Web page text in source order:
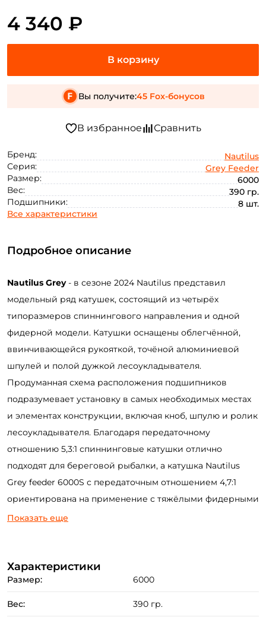
Бренд:
Nautilus
Серия:
Grey Feeder
Размер:
6000
Вес:
390 гр.
Подшипники:
8 шт.
Все характеристики
4 340 ₽
Вы получите:45 Fox-бонусов
Подробное описание
Nautilus Grey- в сезоне 2024 Nautilus представил
модельный ряд катушек, состоящий из четырёх
типоразмеров спиннингового направления и одной
фидерной модели. Катушки оснащены облегчённой,
ввинчивающейся рукояткой, точёной алюминиевой
шпулей и полой дужкой лесоукладывателя.
Продуманная схема расположения подшипников
подразумевает установку в самых необходимых местах
и элементах конструкции, включая кноб, шпулю и ролик
лесоукладывателя. Благодаря передаточному
отношению 5,3:1 спиннинговые катушки отлично
подходят для береговой рыбалки, а катушка Nautilus
Grey feeder 6000S с передаточным отношением 4,7:1
ориентирована на применение с тяжёлыми фидерными
оснастками.
6000 – размер шпули и механизма катушки.
S - шпуля малой лесоёмкости.
Назначение:
Показать еще
Характеристики
Размер: 6000
Вес: 390 гр.